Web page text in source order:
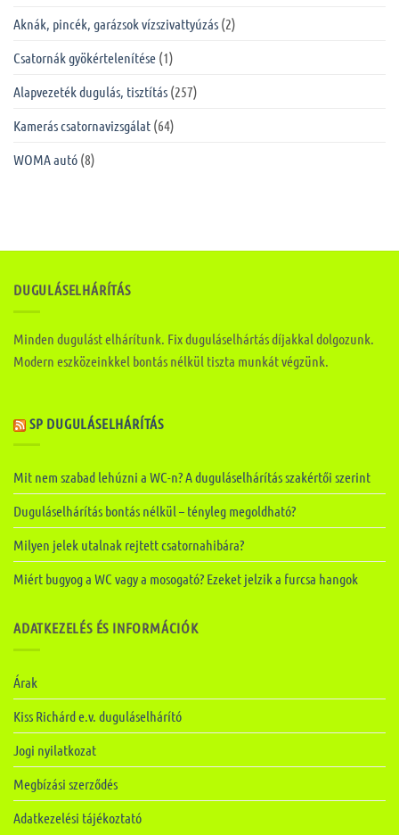
Aknák, pincék, garázsok vízszivattyúzás (2)
Csatornák gyökértelenítése (1)
Alapvezeték dugulás, tisztítás (257)
Kamerás csatornavizsgálat (64)
WOMA autó (8)
DUGULÁSELHÁRÍTÁS
Minden dugulást elhárítunk. Fix duguláselhártás díjakkal dolgozunk.
Modern eszközeinkkel bontás nélkül tiszta munkát végzünk.
SP DUGULÁSELHÁRÍTÁS
Mit nem szabad lehúzni a WC-n? A duguláselhárítás szakértői szerint
Duguláselhárítás bontás nélkül – tényleg megoldható?
Milyen jelek utalnak rejtett csatornahibára?
Miért bugyog a WC vagy a mosogató? Ezeket jelzik a furcsa hangok
ADATKEZELÉS ÉS INFORMÁCIÓK
Árak
Kiss Richárd e.v. duguláselhárító
Jogi nyilatkozat
Megbízási szerződés
Adatkezelési tájékoztató